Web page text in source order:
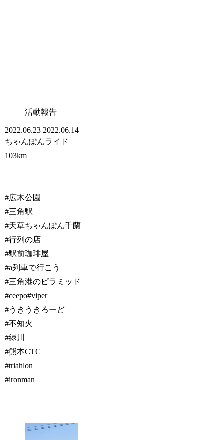
活動報告
2022.06.23 2022.06.14
ちゃんぽんライド
103km
#広木公園
#三角駅
#天草ちゃんぽん千蘭
#行列の店
#駅前珈琲屋
#a列車で行こう
#三角港のピラミッド
#ceepo#viper
#うきうきろーど
#不知火
#緑川
#熊本CTC
#triahlon
#ironman